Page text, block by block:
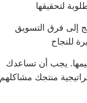
لتحقيقها
إلى فرق التسويق
للنجاح
يجب أن تساعدك
منتجك مشاكلهم